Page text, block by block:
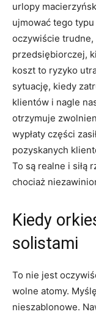
Zostań
Zapisz się do
urlopy
ujmować tego
oczywiście trudne,
przedsiębiorczej,
koszt to ryzyko
sytuację, kiedy
klientów i nagle
otrzymuje
wypłaty części
pozyskanych
To są realne i siłą
chociaż
Kiedy
solistami
To nie jest
wolne atomy.
nieszablonowe.